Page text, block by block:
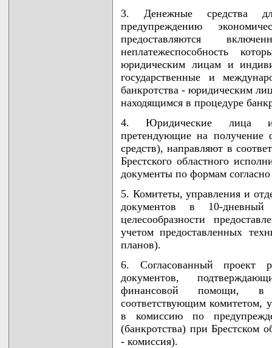
3. Денежные средства
предупреждению
предоставляются
неплатежеспособность
юридическим лицам и
государственные и
банкротства - юридическим
находящимся в процедуре
4. Юридические лица и
претендующие на получение
средств), направляют в
Брестского областного
документы по формам
5. Комитеты, управления и
документов в 10-дневный
целесообразности
учетом предоставленных
планов).
6. Согласованный проект
документов,
финансовой помощи, в
соответствующим комитетом,
в комиссию по
(банкротства) при Брестском
- комиссия).